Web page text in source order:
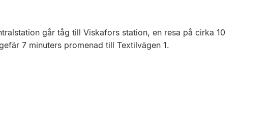
går tåg till Viskafors station, en resa på cirka 10
7 minuters promenad till Textilvägen 1.